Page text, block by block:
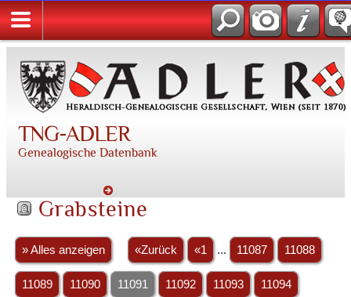
TNG-ADLER
Genealogische Datenbank
Grabsteine
» Alles anzeigen «Zurück «1 ... 11087 11088
11089 11090 11091 11092 11093 11094